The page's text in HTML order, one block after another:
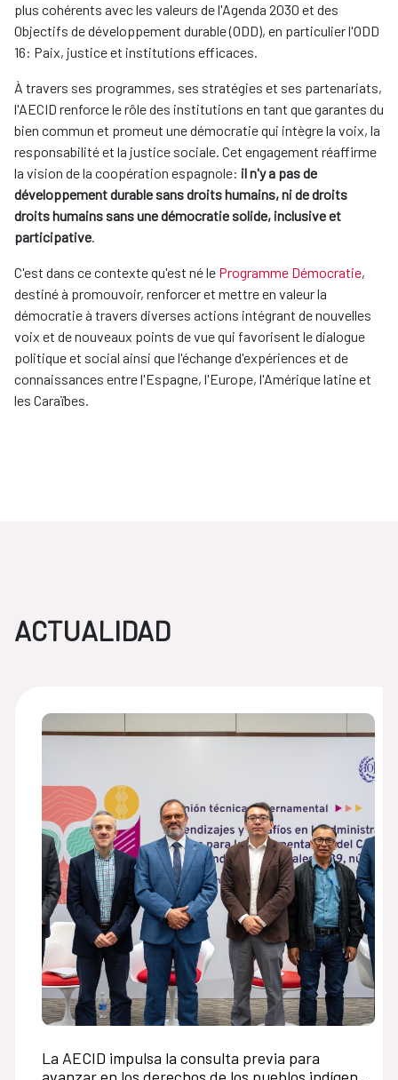
plus cohérents avec les valeurs de l'Agenda 2030 et des
Objectifs de développement durable (ODD), en particulier l'ODD
16: Paix, justice et institutions efficaces.
À travers ses programmes, ses stratégies et ses partenariats,
l'AECID renforce le rôle des institutions en tant que garantes du
bien commun et promeut une démocratie qui intègre la voix, la
responsabilité et la justice sociale. Cet engagement réaffirme
la vision de la coopération espagnole: il n'y a pas de
développement durable sans droits humains, ni de droits
droits humains sans une démocratie solide, inclusive et
participative.
C'est dans ce contexte qu'est né le Programme Démocratie,
destiné à promouvoir, renforcer et mettre en valeur la
démocratie à travers diverses actions intégrant de nouvelles
voix et de nouveaux points de vue qui favorisent le dialogue
politique et social ainsi que l'échange d'expériences et de
connaissances entre l'Espagne, l'Europe, l'Amérique latine et
les Caraïbes.
ACTUALIDAD
La AECID impulsa la consulta previa para